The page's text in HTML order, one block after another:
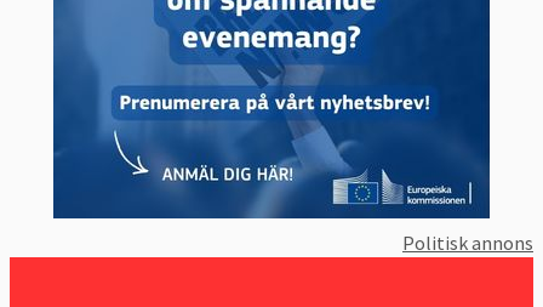
Politisk annons